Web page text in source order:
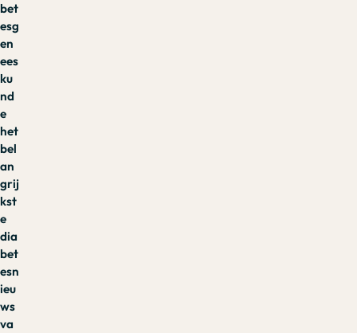
bet
esg
en
ees
ku
nd
e
het
bel
an
grij
kst
e
dia
bet
esn
ieu
ws
va